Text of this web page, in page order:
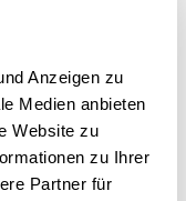
Anzeigen zu
Medien anbieten
Website zu
zu Ihrer
Partner für
in unserer
inklusive
blauer Tinte.
auch die Blätter mit,
können trocken